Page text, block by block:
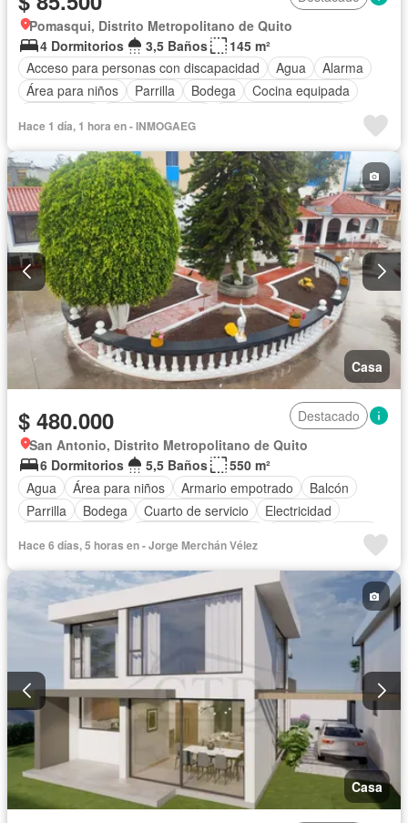
Pomasqui, Distrito Metropolitano de Quito
4 Dormitorios
3,5 Baños
145 m²
Acceso para personas con discapacidad
Agua
Alarma
Área para niños
Parrilla Bodega
Cocina equipada
Patio
Piscina Conserje
Sin amoblar
Hace 1 día, 1 hora en - INMOGAEG
Casa
$ 480.000
Destacado
San Antonio, Distrito Metropolitano de Quito
6 Dormitorios
5,5 Baños
550 m²
Agua
Área para niños Armario empotrado
Balcón
Parrilla
Bodega Cuarto de servicio
Electricidad
Jardín
Patio
Sauna Terraza
Vista panorámica
Parcialmente amoblado
Hace 6 días, 5 horas en - Jorge Merchán Vélez
Casa